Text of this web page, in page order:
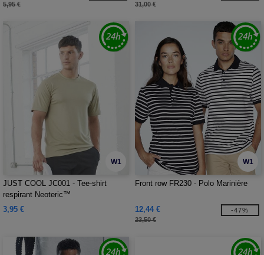
5,95 € 31,00 €
W1
JUST COOL JC001 - Tee-shirt
respirant Neoteric™
3,95 €
W1
Front row FR230 - Polo Marinière
12,44 €
23,50 €
-47%